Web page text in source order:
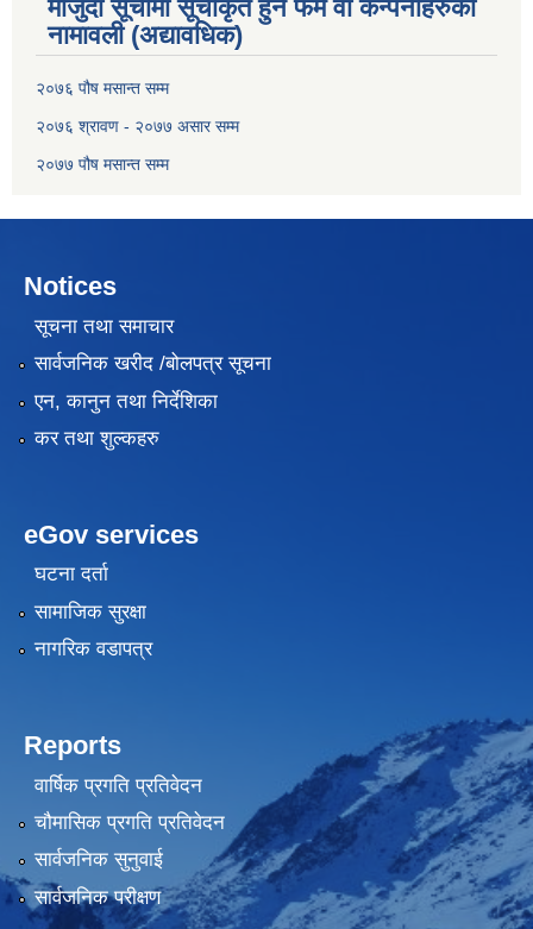
मौजुदा सूचीमा सूचीकृत हुने फर्म वा कन्पनीहरुको
नामावली (अद्यावधिक)
२०७६ पौष मसान्त सम्म
२०७६ श्रावण - २०७७ असार सम्म
२०७७ पौष मसान्त सम्म
Notices
सूचना तथा समाचार
सार्वजनिक खरीद /बोलपत्र सूचना
एन, कानुन तथा निर्देशिका
कर तथा शुल्कहरु
eGov services
घटना दर्ता
सामाजिक सुरक्षा
नागरिक वडापत्र
Reports
वार्षिक प्रगति प्रतिवेदन
चौमासिक प्रगति प्रतिवेदन
सार्वजनिक सुनुवाई
सार्वजनिक परीक्षण